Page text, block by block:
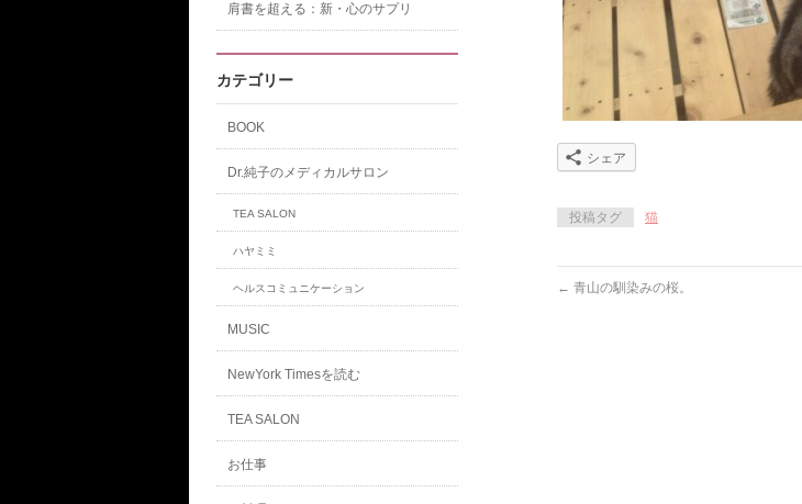
シェア
投稿タグ 猫
← 青山の馴染みの桜。
肩書を超える：新・心のサプリ
カテゴリー
BOOK
Dr.純子のメディカルサロン
TEA SALON
ハヤミミ
ヘルスコミュニケーション
MUSIC
NewYork Timesを読む
TEA SALON
お仕事